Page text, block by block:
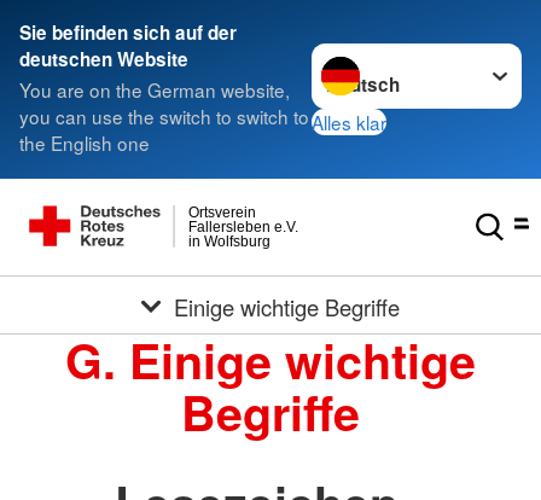
Sie befinden sich auf der
deutschen Website
You are on the German website,
you can use the switch to switch to
the English one
Sprache wechseln zu
Alles klar
in Wolfsburg
Fallersleben e.V.
Ortsverein
Einige wichtige Begriffe
G. Einige wichtige
Begriffe